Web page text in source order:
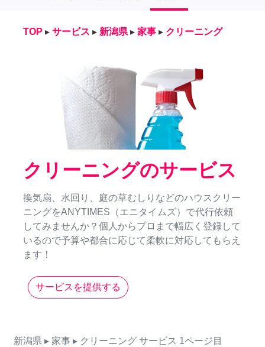
TOP ▸ サービス ▸ 新潟県 ▸ 家事 ▸ クリーニング
クリーニングのサービス
換気扇、水回り、庭の草むしりなどのハウスクリー
ニングをANYTIMES（エニタイムズ）で代行依頼
してみませんか？個人からプロまで幅広く登録して
いるので予算や都合に応じて柔軟に対応してもらえ
ます！
サービスを提供する
新潟県 ▸ 家事 ▸ クリーニング サービス 1ページ目